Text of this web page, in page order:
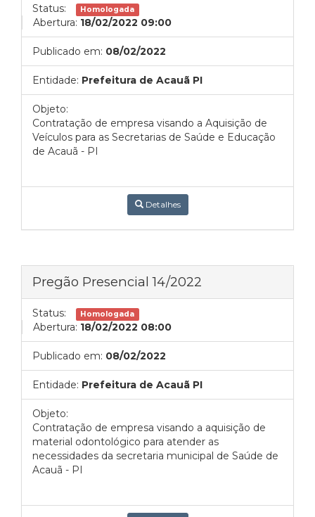
Status: Homologada
Abertura: 18/02/2022 09:00
Publicado em: 08/02/2022
Entidade: Prefeitura de Acauã PI
Objeto:
Contratação de empresa visando a Aquisição de
Veículos para as Secretarias de Saúde e Educação
de Acauã - PI
Detalhes
Pregão Presencial 14/2022
Status: Homologada
Abertura: 18/02/2022 08:00
Publicado em: 08/02/2022
Entidade: Prefeitura de Acauã PI
Objeto:
Contratação de empresa visando a aquisição de
material odontológico para atender as
necessidades da secretaria municipal de Saúde de
Acauã - PI